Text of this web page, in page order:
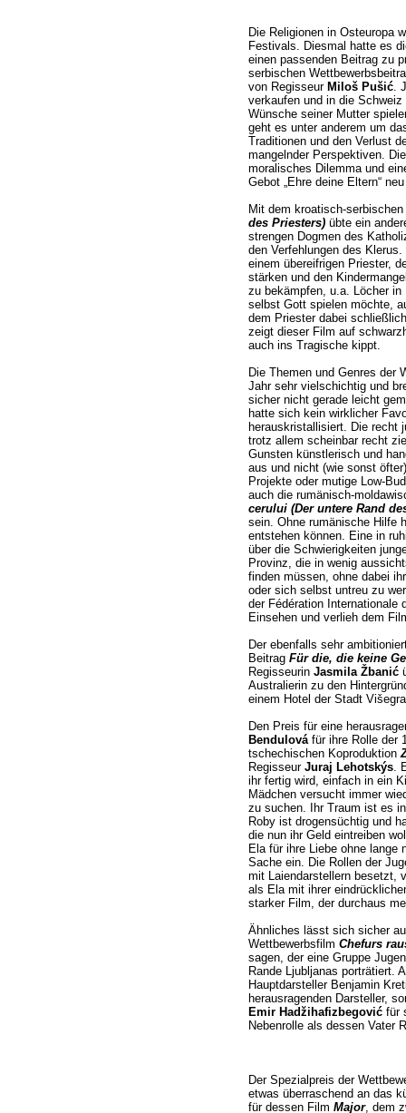
Die Religionen in Osteuropa
Festivals. Diesmal hatte es
einen passenden Beitrag zu
serbischen
von Regisseur Miloš Pušić.
verkaufen und in die
Wünsche seiner Mutter
geht es unter anderem um
Traditionen und den Verlust
mangelnder Perspektiven.
moralisches Dilemma und
Gebot „Ehre deine Eltern“
Mit dem kroatisch-
des Priesters)übte ein
strengen Dogmen des
den Verfehlungen des
einem übereifrigen Priester,
stärken und den
zu bekämpfen, u.a. Löcher
selbst Gott spielen möchte,
dem Priester dabei
zeigt dieser Film auf
auch ins Tragische kippt.
Die Themen und Genres der
Jahr sehr vielschichtig und
sicher nicht gerade leicht
hatte sich kein wirklicher
herauskristallisiert. Die recht
trotz allem scheinbar recht
Gunsten künstlerisch und
aus und nicht (wie sonst
Projekte oder mutige Low-
auch die rumänisch-
cerului (Der untere Rand
sein. Ohne rumänische Hilfe
entstehen können. Eine in
über die Schwierigkeiten
Provinz, die in wenig
finden müssen, ohne dabei
oder sich selbst untreu zu
der Fédération Internationale
Einsehen und verlieh dem
Der ebenfalls sehr
Beitrag Für die, die keine
Regisseurin Jasmila Žbanić
Australierin zu den
einem Hotel der Stadt
Den Preis für eine
Bendulováfür ihre Rolle der
tschechischen Koproduktion
Regisseur Juraj Lehotskýs.
ihr fertig wird, einfach in ein
Mädchen versucht immer
zu suchen. Ihr Traum ist es
Roby ist drogensüchtig und
die nun ihr Geld eintreiben
Ela für ihre Liebe ohne lange
Sache ein. Die Rollen der
mit Laiendarstellern besetzt,
als Ela mit ihrer
starker Film, der durchaus
Ähnliches lässt sich sicher
Wettbewerbsfilm Chefurs
sagen, der eine Gruppe
Rande Ljubljanas porträtiert.
Hauptdarsteller Benjamin
herausragenden Darsteller,
Emir Hadžihafizbegovićfür
Nebenrolle als dessen Vater
Der Spezialpreis der
etwas überraschend an das
für dessen Film Major, dem